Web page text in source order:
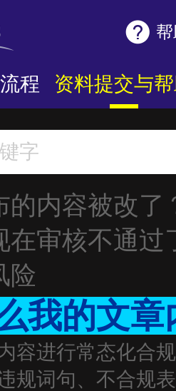
程 资料提交与
的内容被改了
在审核不通过
险
我的文
容进行常态化合
规词句、不合规